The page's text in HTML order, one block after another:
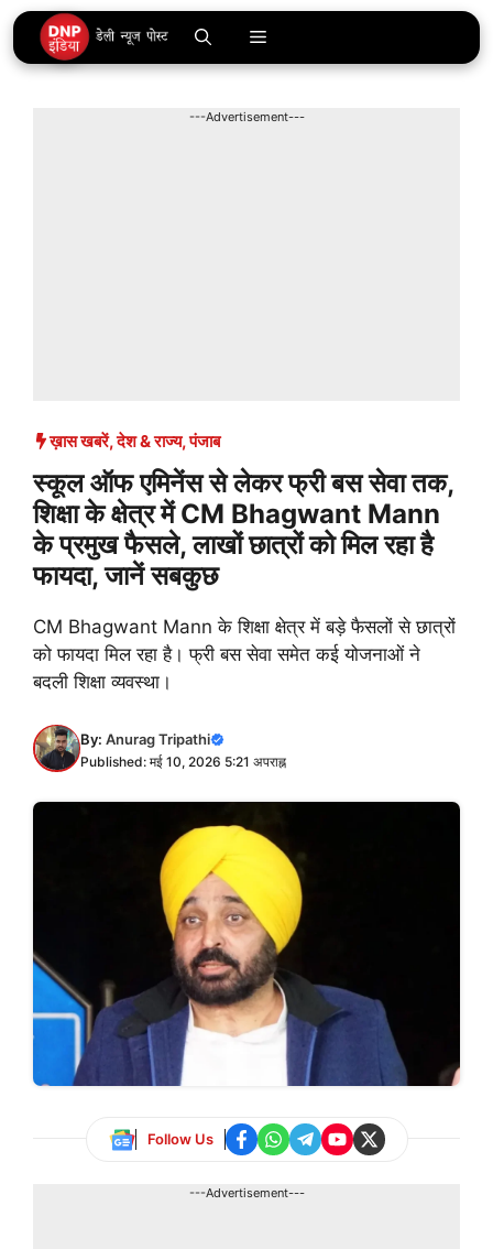
Skip
to
content
Menu
---Advertisement---
ख़ास खबरें,देश & राज्य,पंजाब
स्कूल ऑफ एमिनेंस से लेकर फ्री बस सेवा तक,
शिक्षा के क्षेत्र में CM Bhagwant Mann
के प्रमुख फैसले, लाखों छात्रों को मिल रहा है
फायदा, जानें सबकुछ
CM Bhagwant Mann के शिक्षा क्षेत्र में बड़े फैसलों से छात्रों
को फायदा मिल रहा है। फ्री बस सेवा समेत कई योजनाओं ने
बदली शिक्षा व्यवस्था।
By: Anurag Tripathi
Published: मई 10, 2026 5:21 अपराह्न
Follow Us
---Advertisement---